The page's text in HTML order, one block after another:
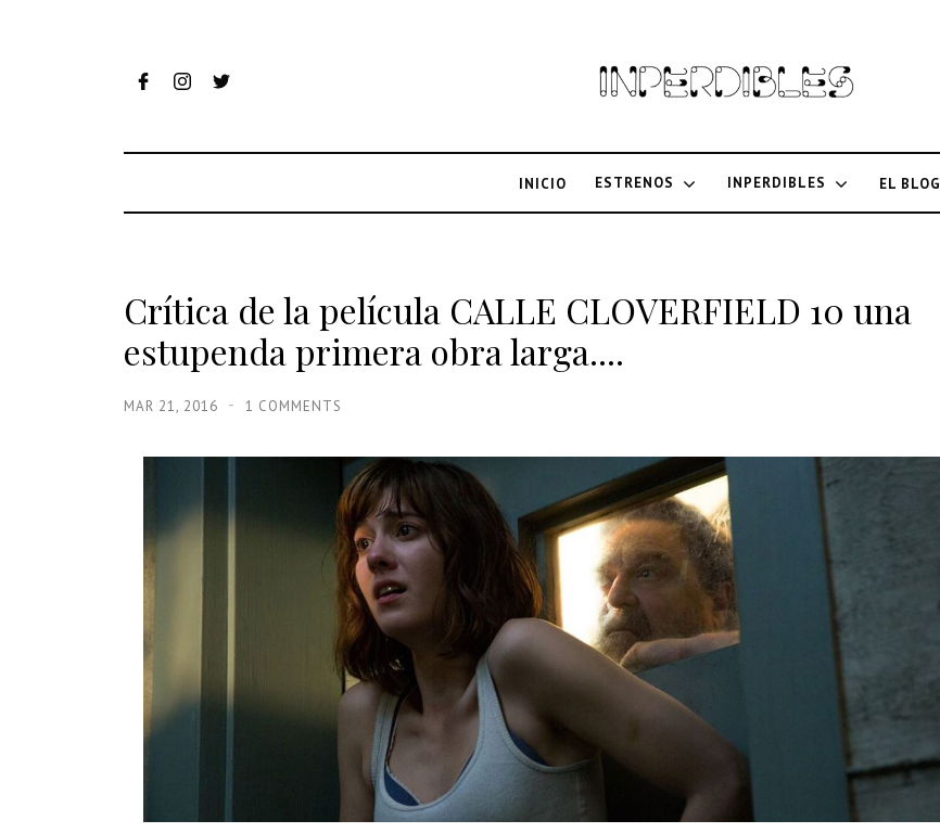
INICIO ESTRENOS INPERDIBLES EL BLOG
Crítica de la película CALLE CLOVERFIELD 10 una
estupenda primera obra larga....
MAR 21, 2016 1 COMMENTS